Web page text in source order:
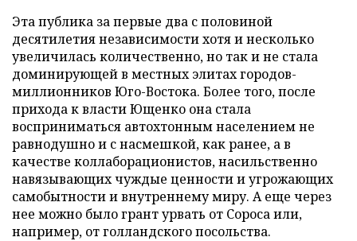
Эта публика за первые два с половиной
десятилетия независимости хотя и несколько
увеличилась количественно, но так и не стала
доминирующей в местных элитах городов-
миллионников Юго-Востока. Более того, после
прихода к власти Ющенко она стала
восприниматься автохтонным населением не
равнодушно и с насмешкой, как ранее, а в
качестве коллаборационистов, насильственно
навязывающих чуждые ценности и угрожающих
самобытности и внутреннему миру. А еще через
нее можно было грант урвать от Сороса или,
например, от голландского посольства.